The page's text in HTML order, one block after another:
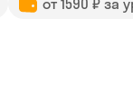
от 1590 ₽ за